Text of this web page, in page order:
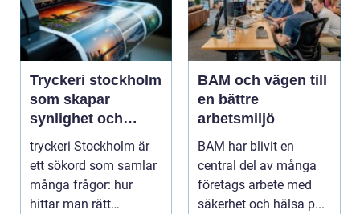
Tryckeri stockholm
som skapar
synlighet och
förtroende
tryckeri Stockholm är
ett sökord som samlar
många frågor: hur
hittar man rätt
BAM och vägen till
en bättre
arbetsmiljö
BAM har blivit en
central del av många
företags arbete med
säkerhet och hälsa p...